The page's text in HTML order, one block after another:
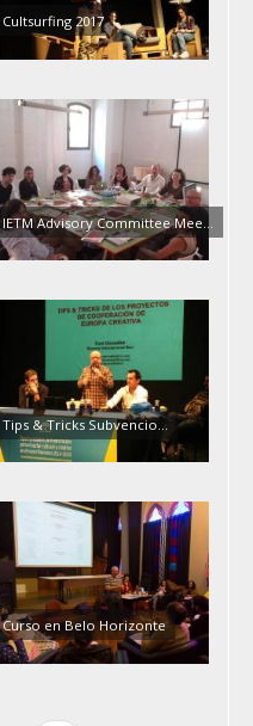
Cultsurfing 2017
IETM Advisory Committee Mee...
Tips & Tricks Subvencio...
Curso en Belo Horizonte